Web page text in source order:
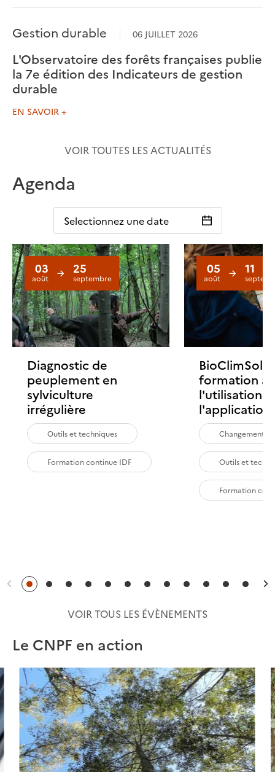
Gestion durable 06 JUILLET 2026
L'Observatoire des forêts françaises publie
la 7e édition des Indicateurs de gestion
durable
EN SAVOIR +
VOIR TOUTES LES ACTUALITÉS
Agenda
Selectionnez une date
03
août
25
septembre
Diagnostic de
peuplement en
sylviculture
irrégulière
Outils et techniques
Formation continue IDF
05
août
11
BioClimSol :
formation à
l'utilisation
l'application
Changement
Outils et
Formation
VOIR TOUS LES ÉVÈNEMENTS
Le CNPF en action